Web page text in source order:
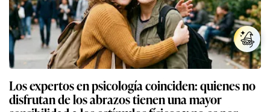
Los expertos en psicología coinciden: quienes no
disfrutan de los abrazos tienen una mayor